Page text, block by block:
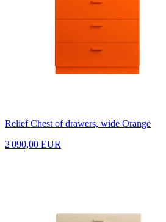
Relief Chest of drawers, wide Orange
2 090,00 EUR